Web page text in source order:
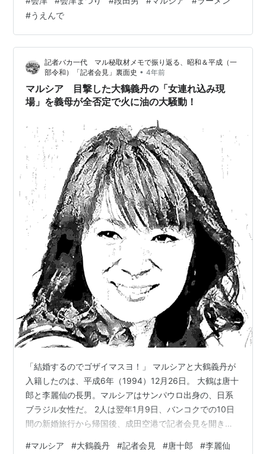
はるかさんも来ます。大河ドラマ「八重の桜」で主演を
務めて以来、会津まつりには毎年来て下さっているとの
こと。会津まつりに行ったことがある夫の同僚いわく、
生で見る綾瀬はるかさんはテレビで観るよりも更に綺麗
で、とても顔がちっちゃいんだとのこと。 ……写真、い
っぱい撮ったんですよ。でも、行列に出ている方々は…
#うえんで
記者バカ一代 マル秘取材メモで振り返る、昭和＆平成（一
部令和）「記者会見」裏面史 • 4年前
マルシア 目撃した大鶴義丹の「女連れ込み現
場」を義母が全否定で火に油の大騒動！
「結婚するのでゴザイマスヨ！」 マルシアと大鶴義丹が
入籍したのは、平成6年（1994）12月26日。 大鶴は唐十
郎と李麗仙の長男。マルシアはサンパウロ出身の、日系
ブラジル女性だ。 2人は翌年1月9日、バンコクでの10日
間の新婚旅行から帰国後、成田空港で記者会見を開き、
のは別々だけど、嫌いなものが一緒のところかな」（大
#マルシア #大鶴義丹 #記者会見 #唐十郎 #李麗仙